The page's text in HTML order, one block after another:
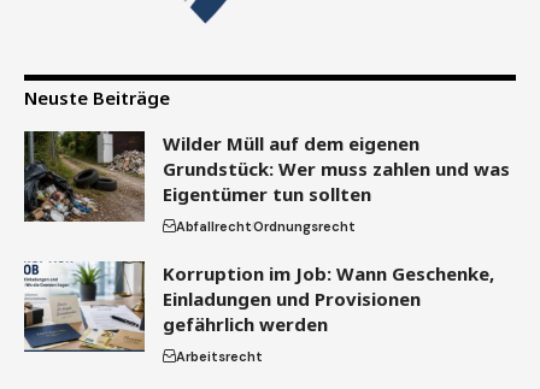
Neuste Beiträge
Wilder Müll auf dem eigenen
Grundstück: Wer muss zahlen und was
Eigentümer tun sollten
AbfallrechtOrdnungsrecht
Korruption im Job: Wann Geschenke,
Einladungen und Provisionen
gefährlich werden
Arbeitsrecht